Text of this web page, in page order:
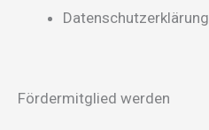
Datenschutzerklärung
Fördermitglied werden